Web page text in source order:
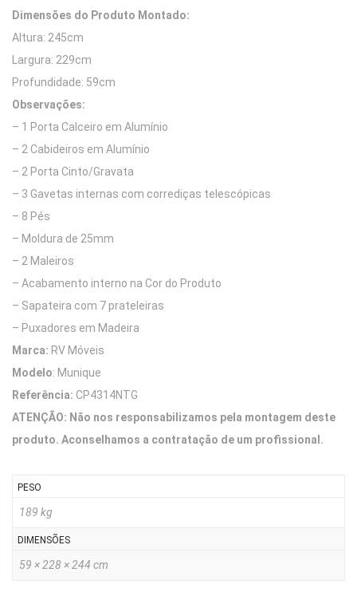
Dimensões do Produto Montado:
Altura: 245cm
Largura: 229cm
Profundidade: 59cm
Observações:
– 1 Porta Calceiro em Alumínio
– 2 Cabideiros em Alumínio
– 2 Porta Cinto/Gravata
– 3 Gavetas internas com corrediças telescópicas
– 8 Pés
– Moldura de 25mm
– 2 Maleiros
– Acabamento interno na Cor do Produto
– Sapateira com 7 prateleiras
– Puxadores em Madeira
Marca: RV Móveis
Modelo: Munique
Referência: CP4314NTG
ATENÇÃO: Não nos responsabilizamos pela montagem deste
produto. Aconselhamos a contratação de um profissional.
PESO
189 kg
DIMENSÕES
59 × 228 × 244 cm